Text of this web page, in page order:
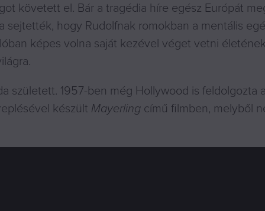
követett el. Bár a tragédia híre egész Európát
hogy Rudolfnak romokban a mentális
képes volna saját kezével véget vetni
született. 1957-ben még Hollywood is feldolgozta
készült Mayerling című filmben, melyből